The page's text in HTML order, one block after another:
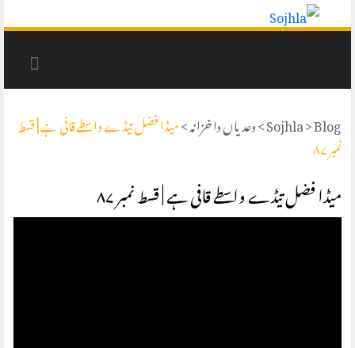
Sojhla>Blog
>وعد یاں دا خزانہ>میڈا فضل تیڈے واسطے قافی ہے | قسط
نمبر ۸۷
میڈا فضل تیڈے واسطے قافی ہے | قسط نمبر ۸۷